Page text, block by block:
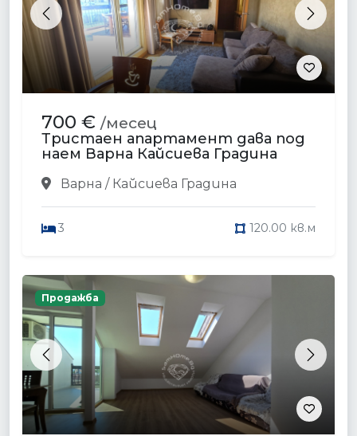
Previous Next
700 € /месец
Тристаен апартамент дава под
наем Варна Кайсиева Градина
Варна / Кайсиева Градина
3 120.00 кв.м
Previous Next
Продажба